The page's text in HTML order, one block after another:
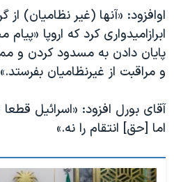
سفر پرزیدنت ترامپ به چین
اوافزود: «آنها (غیر نظامیان)
ابرازامیدواری کرد که اروپا
پایان دادن به مسدود کردن و
و مراقبت از غیرنظامیان بفرستد.»
آقای بورل افزود: «اسرائیل
اما [حق] انتقام را نه.»